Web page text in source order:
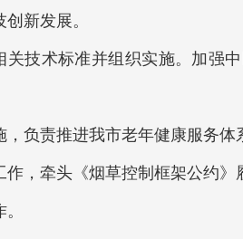
新发展。
术标准并组织实施。加强
责推进我市老年健康服务体
牵头《烟草控制框架公约》
。